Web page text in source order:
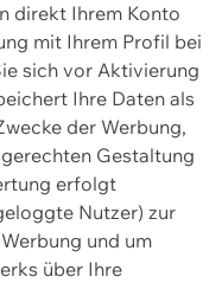
direkt Ihrem Konto
mit Ihrem Profil bei
sich vor Aktivierung
Ihre Daten als
der Werbung,
Gestaltung
erfolgt
Nutzer) zur
und um
über Ihre